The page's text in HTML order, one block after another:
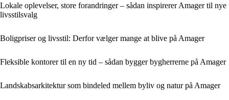
Lokale oplevelser, store forandringer – sådan inspirerer Amager til nye
livsstilsvalg
Boligpriser og livsstil: Derfor vælger mange at blive på Amager
Fleksible kontorer til en ny tid – sådan bygger bygherrerne på Amager
Landskabsarkitektur som bindeled mellem byliv og natur på Amager